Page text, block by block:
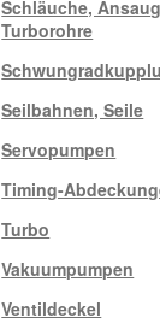
Schläuche,
Turborohre
Seilbahnen, Seile
Servopumpen
Timing-
Turbo
Vakuumpumpen
Ventildeckel